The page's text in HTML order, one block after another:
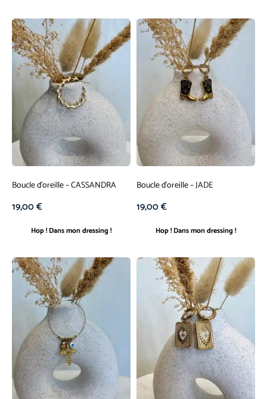
Boucle d’oreille – CASSANDRA
19,00€
Hop ! Dans mon dressing !
Boucle d’oreille – JADE
19,00€
Hop ! Dans mon dressing !